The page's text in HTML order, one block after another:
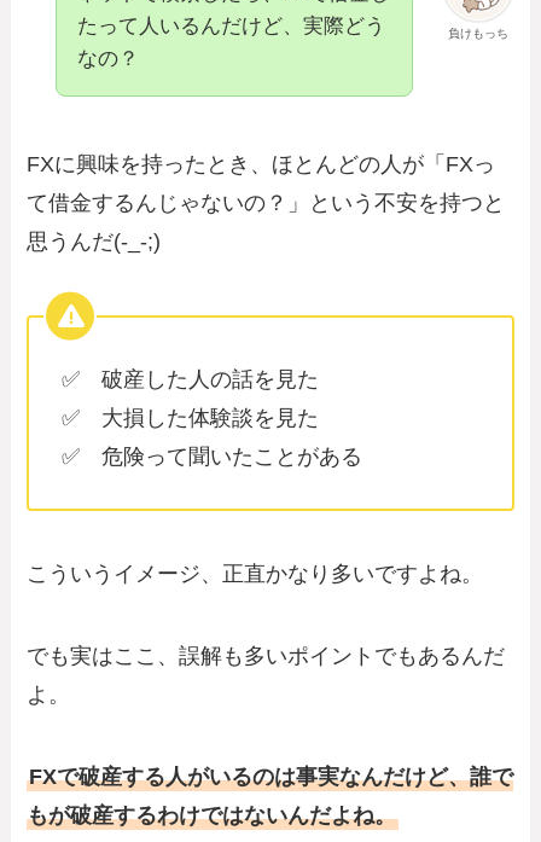
負けもっち
たって人いるんだけど、実際どう
なの？
FXに興味を持ったとき、ほとんどの人が「FXっ
て借金するんじゃないの？」という不安を持つと
思うんだ(-_-;)
✅ 破産した人の話を見た
✅ 大損した体験談を見た
✅ 危険って聞いたことがある
こういうイメージ、正直かなり多いですよね。
でも実はここ、誤解も多いポイントでもあるんだ
よ。
FXで破産する人がいるのは事実なんだけど、誰で
もが破産するわけではないんだよね。